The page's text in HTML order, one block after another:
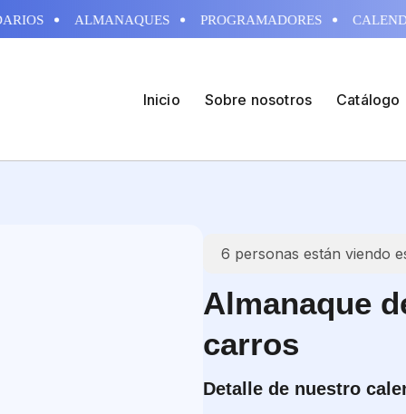
ALMANAQUES PROGRAMADORES
Inicio Sobre nosotros Catálogo
6 personas están viendo
Almanaque
carros
Detalle de nuestro